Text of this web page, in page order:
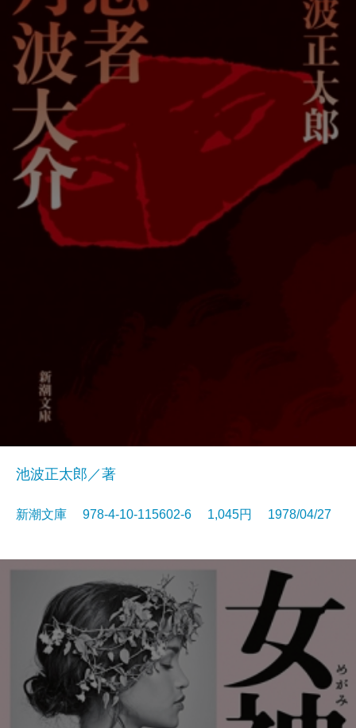
池波正太郎／著
新潮文庫 978-4-10-115602-6 1,045円 1978/04/27